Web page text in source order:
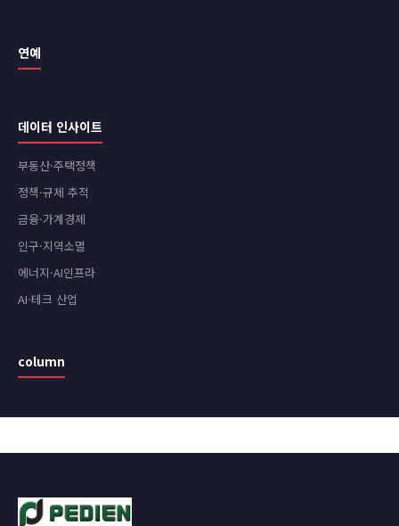
연예
데이터 인사이트
부동산·주택정책
정책·규제 추적
금융·가계경제
인구·지역소멸
에너지·AI인프라
AI·테크 산업
column